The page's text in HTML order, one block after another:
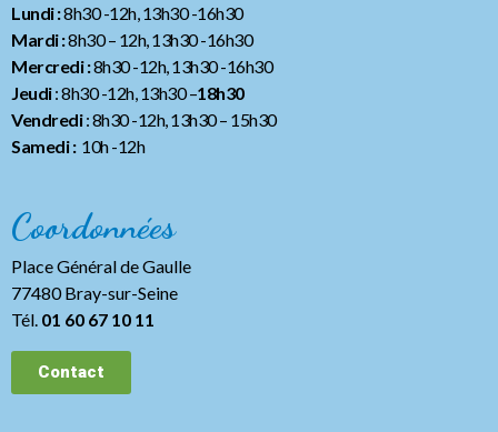
Lundi :8h30 -12h, 13h30 -16h30
Mardi :8h30 – 12h, 13h30 -16h30
Mercredi :8h30 -12h, 13h30 -16h30
Jeudi: 8h30 -12h, 13h30 –18h30
Vendredi: 8h30 -12h, 13h30– 15h30
Samedi :10h -12h
Coordonnées
Place Général de Gaulle
77480 Bray-sur-Seine
Tél. 01 60 67 10 11
Contact